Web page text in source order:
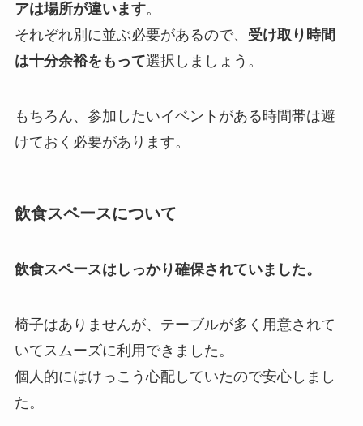
アは場所が違います。
それぞれ別に並ぶ必要があるので、 受け取り時間
は十分余裕をもって選択しましょう。
もちろん、参加したいイベントがある時間帯は避
けておく必要があります。
飲食スペースについて
飲食スペースはしっかり確保されていました。
椅子はありませんが、テーブルが多く用意されて
いてスムーズに利用できました。
個人的にはけっこう心配していたので安心しまし
た。